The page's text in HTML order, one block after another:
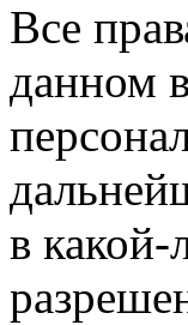
Все
данном
в